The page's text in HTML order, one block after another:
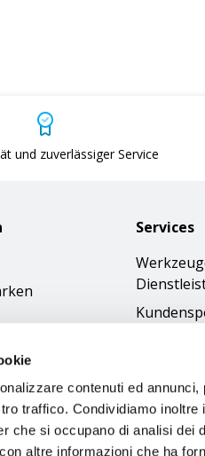
contenuti ed
traffico. Condividiamo
che si occupano di analisi dei
altre informazioni che ha
und zuverlässiger Service
Services
Bilder-